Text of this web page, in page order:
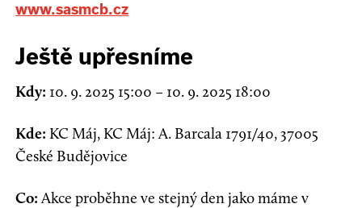
www.sasmcb.cz
Ještě upřesníme
Kdy: 10. 9. 2025 15:00 – 10. 9. 2025 18:00
Kde: KC Máj, KC Máj: A. Barcala 1791/40, 37005
České Budějovice
Co:Akce proběhne ve stejný den jako máme v